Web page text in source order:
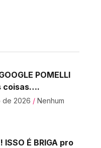
POMELLI
coisas….
de 2026 Nenhum
ISSO É BRIGA pro